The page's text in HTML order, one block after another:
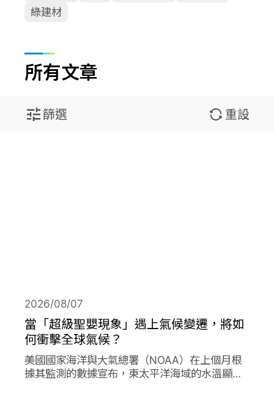
綠建材
所有文章
篩選 重設
當「超級聖嬰現象」遇上氣候變遷，將如
何衝擊全球氣候？
2026/08/07
美國國家海洋與大氣總署（NOAA）在上個月根
據其監測的數據宣布，東太平洋海域的水溫顯著